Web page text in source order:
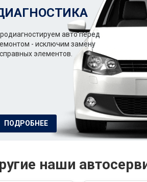
авто перед
- исключим замену
элементов.
ПОДРОБНЕЕ
наши